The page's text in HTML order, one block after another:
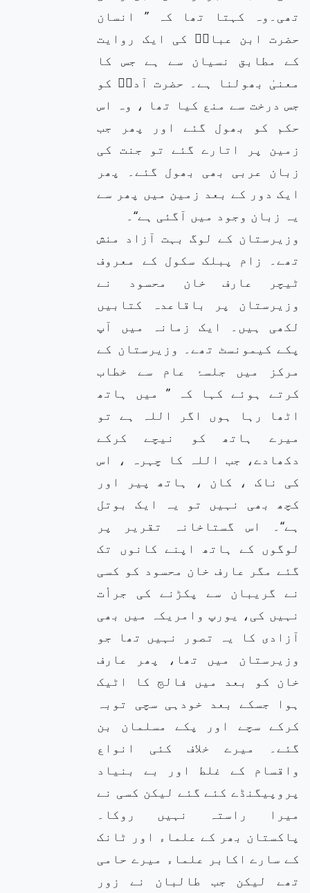
تھی۔وہ کہتا تھا کہ ’’ انسان
حضرت ابن عباسؓ کی ایک روایت
کے مطابق نسیان سے ہے جس کا
معنیٰ بھولنا ہے۔ حضرت آدمؑ کو
جس درخت سے منع کیا تھا ، وہ اس
حکم کو بھول گئے اور پھر جب
زمین پر اتارے گئے تو جنت کی
زبان عربی بھی بھول گئے۔ پھر
ایک دور کے بعد زمین میں پھر سے
یہ زبان وجود میں آگئی ہے‘‘۔
وزیرستان کے لوگ بہت آزاد منش
تھے۔ زام پبلک سکول کے معروف
ٹیچر عارف خان محسود نے
وزیرستان پر باقاعدہ کتابیں
لکھی ہیں۔ ایک زمانہ میں آپ
پکے کیمونسٹ تھے۔ وزیرستان کے
مرکز میں جلسۂ عام سے خطاب
کرتے ہوئے کہا کہ ’’ میں ہاتھ
اٹھا رہا ہوں اگر اللہ ہے تو
میرے ہاتھ کو نیچے کرکے
دکھادے، جب اللہ کا چہرہ ، اس
کی ناک ، کان ، ہاتھ پیر اور
کچھ بھی نہیں تو یہ ایک بوتل
ہے‘‘۔ اس گستاخانہ تقریر پر
لوگوں کے ہاتھ اپنے کانوں تک
گئے مگر عارف خان محسود کو کسی
نے گریبان سے پکڑنے کی جرأت
نہیں کی، یورپ وامریکہ میں بھی
آزادی کا یہ تصور نہیں تھا جو
وزیرستان میں تھا، پھر عارف
خان کو بعد میں فالج کا اٹیک
ہوا جسکے بعد خودہی سچی توبہ
کرکے سچے اور پکے مسلمان بن
گئے۔ میرے خلاف کئی انواع
واقسام کے غلط اور بے بنیاد
پروپیگنڈے کئے گئے لیکن کسی نے
میرا راستہ نہیں روکا۔
پاکستان بھر کے علماء اور ٹانک
کے سارے اکابر علماء میرے حامی
تھے لیکن جب طالبان نے زور